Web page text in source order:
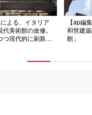
よる、イタリア
美術館の改修。
つ現代的に刷新す
“オープン収蔵”の
を横断可能な公共
【ap編
和世建
館」